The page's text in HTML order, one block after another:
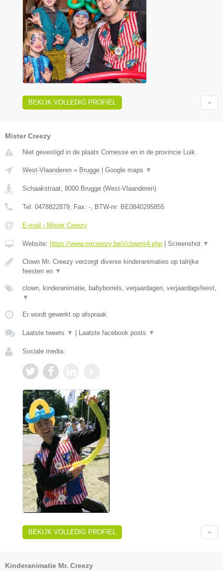
BEKIJK VOLLEDIG PROFIEL
Mister Creezy
Niet gevestigd in de plaats Cornesse en in de provincie Luik.
West-Vlaanderen » Brugge Google maps ▼
Schaakstraat, 8000 Brugge (West-Vlaanderen)
Tel: 0478822879, Fax: -, BTW-nr: BE0840295855
E-mail › Mister Creezy
Website: https://www.mrcreezy.be/r/clowns4.php Screenshot ▼
Clown Mr. Creezy verzorgt diverse kinderanimaties op talrijke
feesten en ▼
clown, kinderanimatie, babyborrels, verjaardagen, verjaardagsfeest,
▼
Er wordt gewerkt op afspraak.
Laatste tweets ▼ Laatste facebook posts ▼
Sociale media:
BEKIJK VOLLEDIG PROFIEL
Kinderanimatie Mr. Creezy